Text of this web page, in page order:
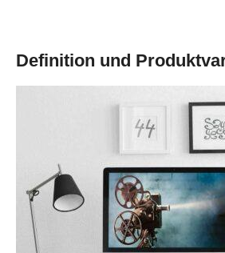
Definition und